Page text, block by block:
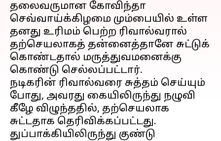
தலைவருமான கோவிந்தா
செவ்வாய்க்கிழமை மும்பையில் உள்ள
தனது உரிமம் பெற்ற ரிவால்வரால்
தற்செயலாகத் தன்னைத்தானே சுட்டுக்
கொண்டதால் மருத்துவமனைக்கு
கொண்டு செல்லப்பட்டார்.
நடிகரின் ரிவால்வரை சுத்தம் செய்யும்
போது, அவரது கையிலிருந்து நழுவி
கீழே விழுந்ததில், தற்செயலாக
சுட்டதாக தெரிவிக்கப்பட்டது.
துப்பாக்கியிலிருந்து குண்டு